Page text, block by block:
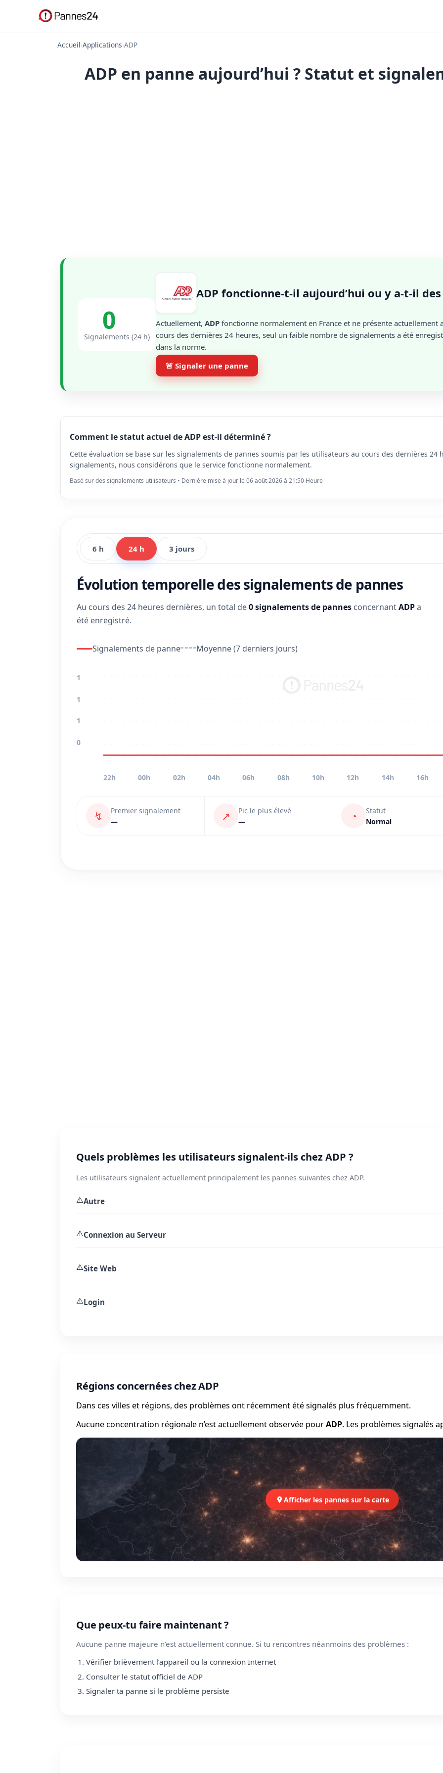
Accueil›Applications›ADP
ADP en panne aujourd’hui ? Statut et
0
Signalements (24 h)
ADP fonctionne-t-il aujourd’hui ou y a-t-il
Actuellement, ADP fonctionne normalement en France et ne présente actuellement
cours des dernières 24 heures, seul un faible nombre de signalements a été
dans la norme.
🚨 Signaler une panne
Comment le statut actuel de ADP est-il déterminé ?
Cette évaluation se base sur les signalements de pannes soumis par les utilisateurs au cours des dernières 24
signalements, nous considérons que le service fonctionne normalement.
Basé sur des signalements utilisateurs • Dernière mise à jour le 06 août 2026 à 21:50 Heure
6 h 24 h 3 jours
Évolution temporelle des signalements de pannes
Au cours des 24 heures dernières, un total de0 signalements de pannes concernantADPa
été enregistré.
Signalements de panne Moyenne (7 derniers jours)
1
1
1
0
22h 00h 02h 04h 06h 08h 10h 12h 14h 16h
↯
Premier signalement
—
↗
Pic le plus élevé
—
◔
Statut
Normal
Quels problèmes les utilisateurs signalent-ils chez ADP ?
Les utilisateurs signalent actuellement principalement les pannes suivantes chez ADP.
⚠️Autre
⚠️Connexion au Serveur
⚠️Site Web
⚠️Login
Régions concernées chez ADP
Dans ces villes et régions, des problèmes ont récemment été signalés plus fréquemment.
Aucune concentration régionale n’est actuellement observée pourADP. Les problèmes signalés
Afficher les pannes sur la carte
Que peux-tu faire maintenant ?
Aucune panne majeure n’est actuellement connue. Si tu rencontres néanmoins des problèmes :
Vérifier brièvement l’appareil ou la connexion Internet
Consulter le statut officiel de ADP
Signaler ta panne si le problème persiste